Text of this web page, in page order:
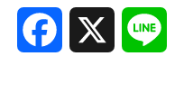
Facebook